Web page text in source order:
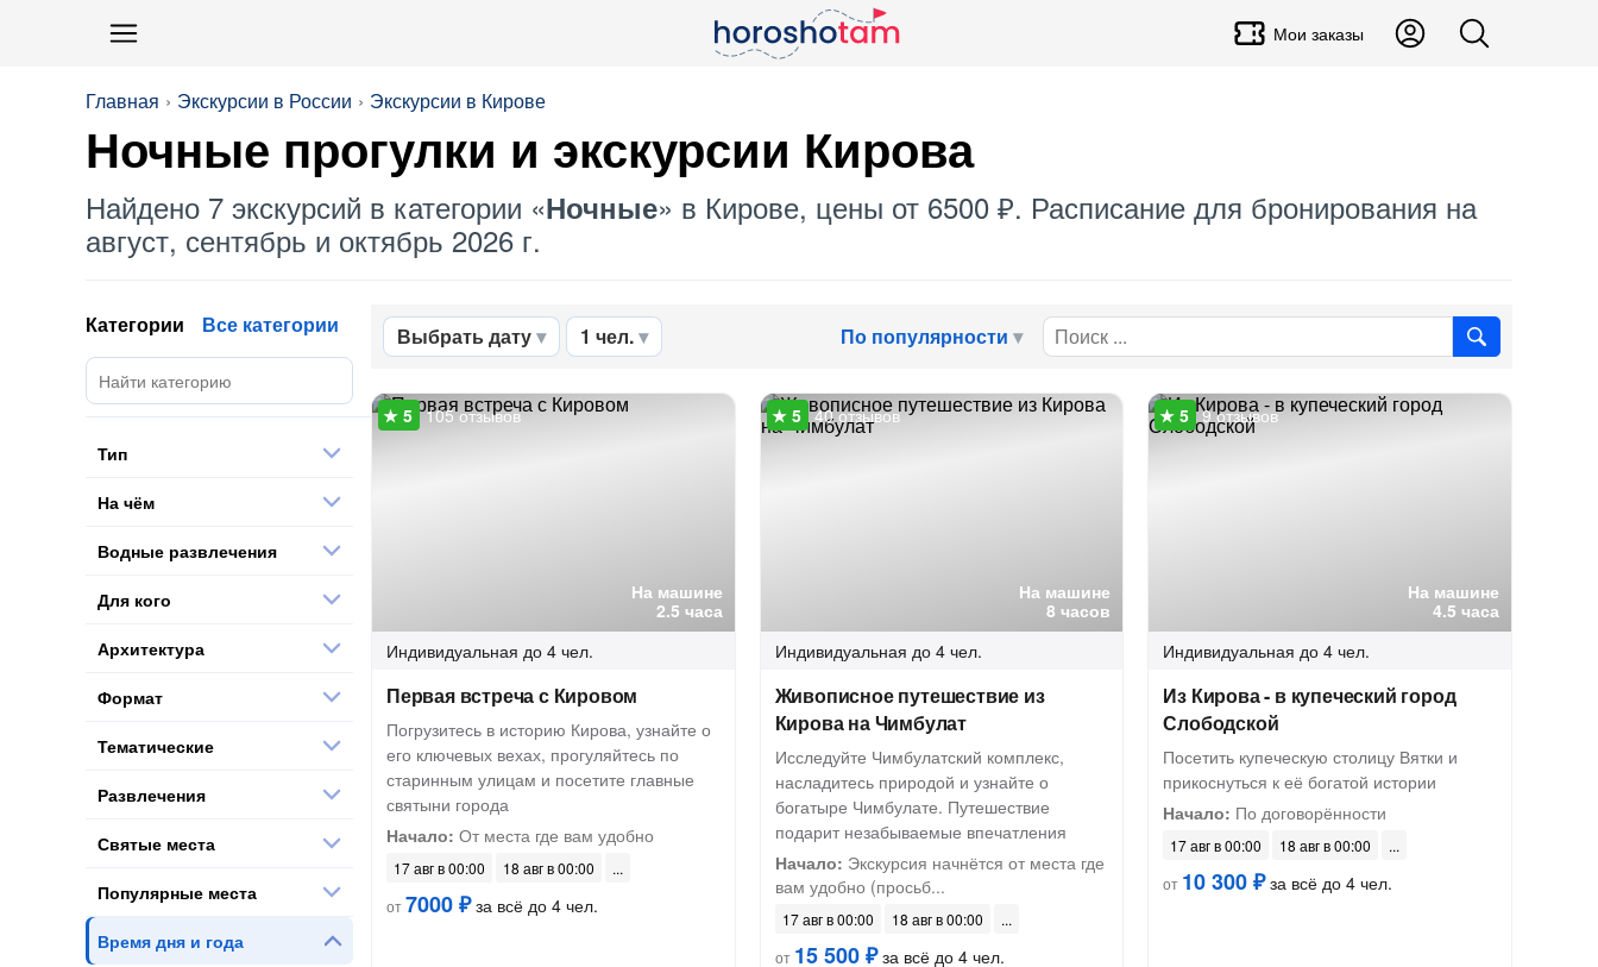
Мои заказы
Главная Экскурсии в России Экскурсии в Кирове
Ночные прогулки и экскурсии Кирова
Найдено 7 экскурсий в категории «Ночные» в Кирове, цены от 6500 ₽. Расписание для бронирования на
август, сентябрь и октябрь 2026 г.
Выбрать дату 1 чел. По популярности
На машине
2.5 часа
105 отзывов
Индивидуальная до 4 чел.
Первая встреча с Кировом
Погрузитесь в историю Кирова, узнайте о
его ключевых вехах, прогуляйтесь по
старинным улицам и посетите главные
святыни города
Начало: От места где вам удобно
17 авг в 00:00
18 авг в 00:00
от7000 ₽за всё до 4 чел.
На машине
8 часов
40 отзывов
Индивидуальная до 4 чел.
Живописное путешествие из
Кирова на Чимбулат
Исследуйте Чимбулатский комплекс,
насладитесь природой и узнайте о
богатыре Чимбулате. Путешествие
подарит незабываемые впечатления
Начало: Экскурсия начнётся от места где
вам удобно (просьб...
17 авг в 00:00
18 авг в 00:00
от 15 500 ₽за всё до 4 чел.
На машине
4.5 часа
9 отзывов
Индивидуальная до 4 чел.
Из Кирова - в купеческий город
Слободской
Посетить купеческую столицу Вятки и
прикоснуться к её богатой истории
Начало: По договорённости
17 авг в 00:00
18 авг в 00:00
от 10 300 ₽за всё до 4 чел.
Категории Все категории
Тип
На чём
Водные развлечения
Для кого
Архитектура
Формат
Тематические
Развлечения
Святые места
Популярные места
Время дня и года